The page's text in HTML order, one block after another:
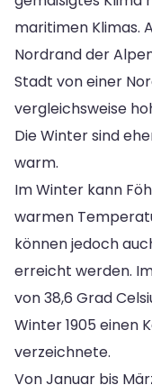
maritimen Klimas.
Nordrand der
Stadt von einer
vergleichsweise
Die Winter sind
warm.
Im Winter kann
warmen
können jedoch
erreicht werden.
von 38,6 Grad
Winter 1905 einen
verzeichnete.
Von Januar bis